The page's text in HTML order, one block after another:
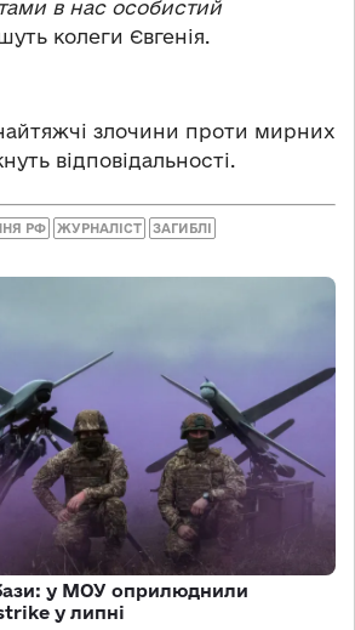
в нас особистий
колеги Євгенія.
злочини проти мирних
відповідальності.
РФ ЖУРНАЛІСТ ЗАГИБЛІ
у МОУ оприлюднили
у липні